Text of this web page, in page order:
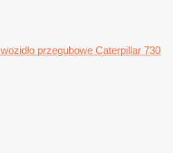
wozidło przegubowe Caterpillar 730